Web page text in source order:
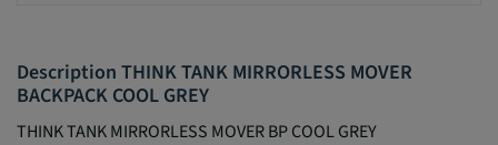
Description THINK TANK MIRRORLESS MOVER
BACKPACK COOL GREY
THINK TANK MIRRORLESS MOVER BP COOL GREY